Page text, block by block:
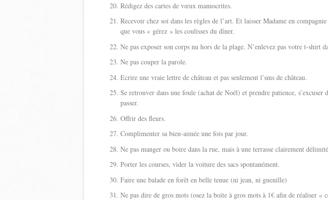
Rédigez des cartes de vœux manuscrites.
Recevoir chez soi dans les règles de l’art. Et laisser Madame en
que vous « gérez » les coulisses du dîner.
Ne pas exposer son corps nu hors de la plage. N’enlevez pas votre t-shirt
Ne pas couper la parole.
Ecrire une vraie lettre de château et pas seulement l’sms de château.
Se retrouver dans une foule (achat de Noël) et prendre patience, s’excuser
passer.
Offrir des fleurs.
Complimenter sa bien-aimée une fois par jour.
Ne pas manger ou boire dans la rue, mais à une terrasse clairement
Porter les courses, vider la voiture des sacs spontanément.
Faire une balade en forêt en belle tenue (ni jean, ni guenille)
Ne pas dire de gros mots (osez la boite à gros mots à 1€ afin de réaliser «